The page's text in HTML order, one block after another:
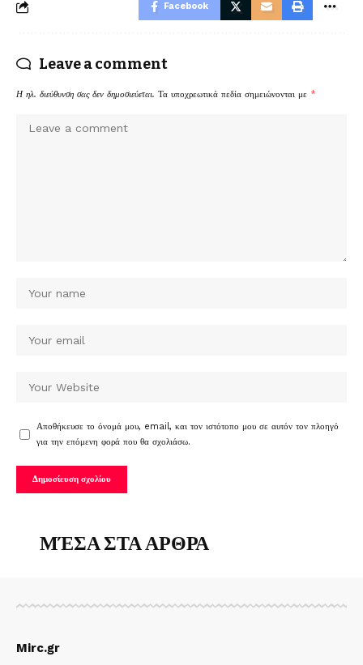
Facebook
Leave a comment
Η ηλ. διεύθυνση σας δεν δημοσιεύεται. Τα υποχρεωτικά πεδία σημειώνονται με *
Αποθήκευσε το όνομά μου, email, και τον ιστότοπο μου σε αυτόν τον πλοηγό
για την επόμενη φορά που θα σχολιάσω.
ΜΈΣΑ ΣΤΑ ΑΡΘΡΑ
Mirc.gr